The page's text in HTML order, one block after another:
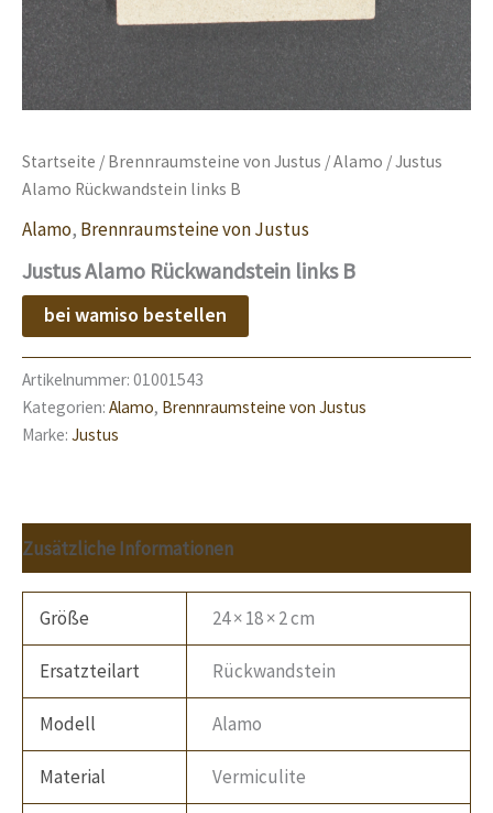
Startseite / Brennraumsteine von Justus /Alamo / Justus
Alamo Rückwandstein links B
Alamo, Brennraumsteine von Justus
Justus Alamo Rückwandstein links B
bei wamiso bestellen
Artikelnummer: 01001543
Kategorien: Alamo, Brennraumsteine von Justus
Marke: Justus
Zusätzliche Informationen
Größe 24 × 18 × 2 cm
Ersatzteilart Rückwandstein
Modell Alamo
Material Vermiculite